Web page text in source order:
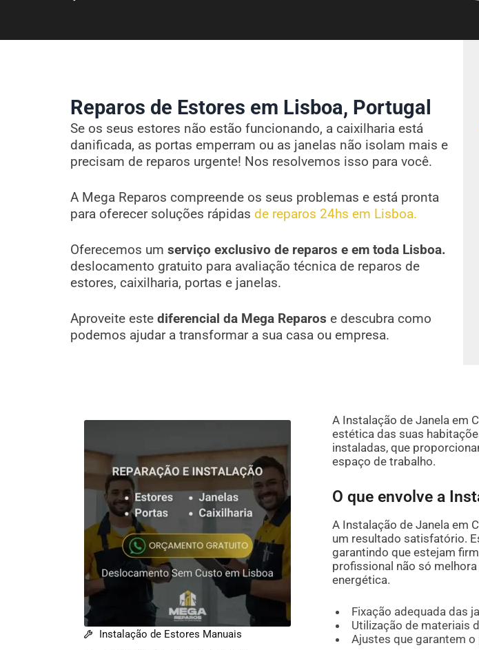
Reparos de Estores em Lisboa, Portugal
Se os seus estores não estão funcionando, a caixilharia está
danificada, as portas emperram ou as janelas não isolam mais e
precisam de reparos urgente! Nos resolvemos isso para você.
A Mega Reparos compreende os seus problemas e está pronta
para oferecer soluções rápidas de reparos 24hs em Lisboa.
Oferecemos um serviço exclusivo de reparos e em toda Lisboa.
deslocamento gratuito para avaliação técnica de reparos de
estores, caixilharia, portas e janelas.
Aproveite este diferencial da Mega Reparos e descubra como
podemos ajudar a transformar a sua casa ou empresa.
Instalação de Estores Manuais
A Instalação de Janela em
estética das suas
instaladas, que
espaço de trabalho.
O que envolve a
A Instalação de Janela em
um resultado satisfatório.
garantindo que estejam
profissional não só
energética.
Fixação adequada das
Utilização de materiais
Ajustes que garantem